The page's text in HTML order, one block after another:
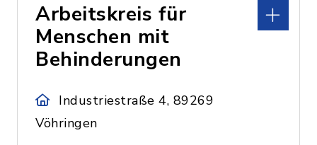
Arbeitskreis für
Menschen mit
Behinderungen
Industriestraße 4, 89269
Vöhringen